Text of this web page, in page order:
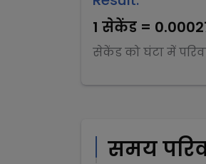
1 सेकेंड =
सेकेंडकोघंटामें
समय